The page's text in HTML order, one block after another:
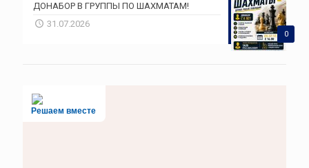
0
ДОНАБОР В ГРУППЫ ПО ШАХМАТАМ!
31.07.2026
Решаем вместе